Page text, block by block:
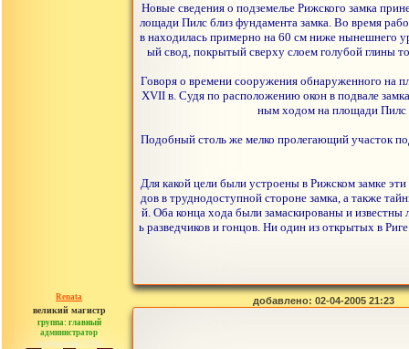
Новые сведения о подземелье Рижского замка
лощади Пилс близ фундамента замка. Во время
в находилась примерно на 60 см ниже нынешнего
ый свод, покрытый сверху слоем голубой глины
Говоря о времени сооружения обнаруженного на
XVII в. Судя по расположению окон в подвале
ным ходом на площади Пилс
Подобный столь же мелко пролегающий участок
Для какой цели были устроены в Рижском замке
дов в труднодоступной стороне замка, а также
й. Оба конца хода были замаскированы и
ь разведчиков и гонцов. Ни один из открытых в
Renata
великий магистр
группа: главный
администратор
сообщений: 2765
добавлено: 02-04-2005 21:23